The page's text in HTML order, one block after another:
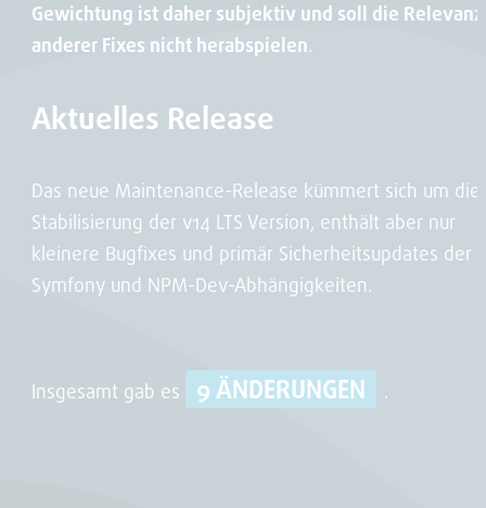
Gewichtung ist daher subjektiv und soll die Relevanz
anderer Fixes nicht herabspielen.
Aktuelles Release
Das neue Maintenance-Release kümmert sich um die
Stabilisierung der v14 LTS Version, enthält aber nur
kleinere Bugfixes und primär Sicherheitsupdates der
Symfony und NPM-Dev-Abhängigkeiten.
Insgesamt gab es 9 ÄNDERUNGEN .